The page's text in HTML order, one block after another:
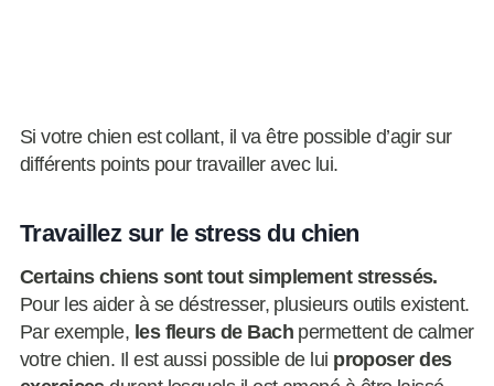
Si votre chien est collant, il va être possible d’agir sur
différents points pour travailler avec lui.
Travaillez sur le stress du chien
Certains chiens sont tout simplement stressés.
Pour les aider à se déstresser, plusieurs outils existent.
Par exemple, les fleurs de Bach permettent de calmer
votre chien. Il est aussi possible de lui proposer des